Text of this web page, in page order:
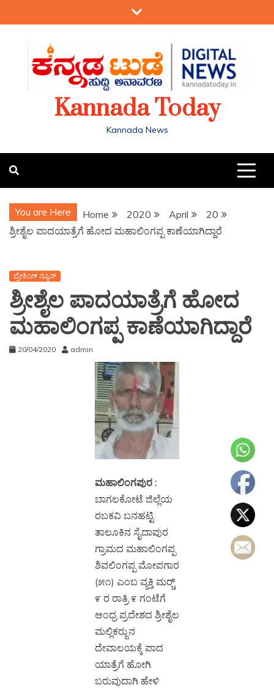
Kannada Today
Kannada News
You are Here Home 2020 April
20
ಶ್ರೀಶೈಲ ಪಾದಯಾತ್ರೆಗೆ ಹೋದ ಮಹಾಲಿಂಗಪ್ಪ ಕಾಣೆಯಾಗಿದ್ದಾರೆ
ಬ್ರೇಕಿಂಗ್ ನ್ಯೂಸ್
ಶ್ರೀಶೈಲ ಪಾದಯಾತ್ರೆಗೆ ಹೋದ
ಮಹಾಲಿಂಗಪ್ಪ ಕಾಣೆಯಾಗಿದ್ದಾರೆ
20/04/2020 admin
ಮಹಾಲಿಂಗಪುರ :
ಬಾಗಲಕೋಟೆ ಜಿಲ್ಲೆಯ
ರಬಕವಿ ಬನಹಟ್ಟಿ
ತಾಲೂಕಿನ ಸೈದಾಪುರ
ಗ್ರಾಮದ ಮಹಾಲಿಂಗಪ್ಪ
ಶಿವಲಿಂಗಪ್ಪ ಮೋಪಗಾರ
(೫೧) ಎಂಬ ವ್ಯಕ್ತಿ ಮರ‍್ಚ್
೯ ರ ರಾತ್ರಿ ೯ ಗಂಟೆಗೆ
ಆಂಧ್ರ ಪ್ರದೇಶದ ಶ್ರೀಶೈಲ
ಮಲ್ಲಿಕರ‍್ಜುನ
ದೇವಾಲಯಕ್ಕೆ ಪಾದ
ಯಾತ್ರೆಗೆ ಹೋಗಿ
ಬರುವುದಾಗಿ ಹೇಳಿ